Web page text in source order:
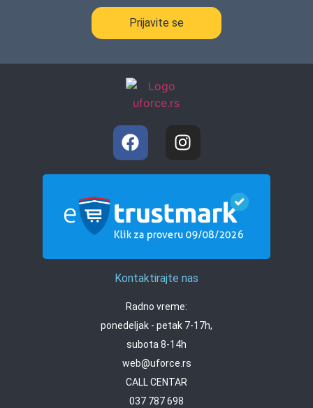
Prijavite se
Kontaktirajte nas
Radno vreme:
ponedeljak - petak 7-17h,
subota 8-14h
web@uforce.rs
CALL CENTAR
037 787 698